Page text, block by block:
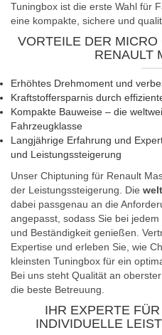
Tuningbox ist die erste Wahl für
eine kompakte, sichere und
VORTEILE DER
RENAULT
Erhöhtes Drehmoment und
Kraftstoffersparnis durch
Kompakte Bauweise – die
Fahrzeugklasse
Langjährige Erfahrung und
und Leistungssteigerung
Unser Chiptuning für Renault
der Leistungssteigerung. Die
dabei passgenau an die
angepasst, sodass Sie bei
und Beständigkeit genießen.
Expertise und erleben Sie, wie
kleinsten Tuningbox für ein
Bei uns steht Qualität an
die beste Betreuung.
IHR EXPERTE
INDIVIDUELLE